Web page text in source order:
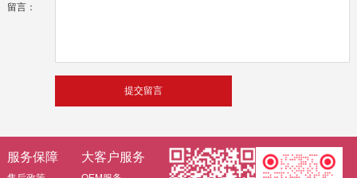
留言：
服务保障 大客户服务